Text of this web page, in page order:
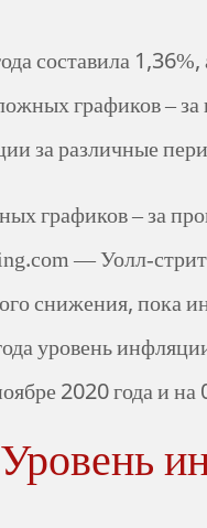
составила
графиков –
за различные
графиков – за
— Уолл-
снижения, пока
уровень
2020 года и